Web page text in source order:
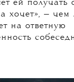
ей получать
хочет», — чем
на ответную